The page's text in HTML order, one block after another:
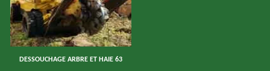
DESSOUCHAGE ARBRE ET HAIE 63